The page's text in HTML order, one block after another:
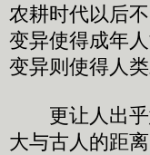
农耕时代以后
变异使得成年
变异则使得人
更让人出乎
大与古人的距